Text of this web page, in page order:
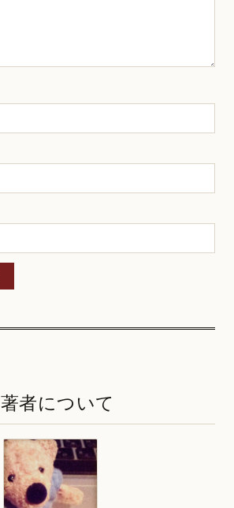
著者について